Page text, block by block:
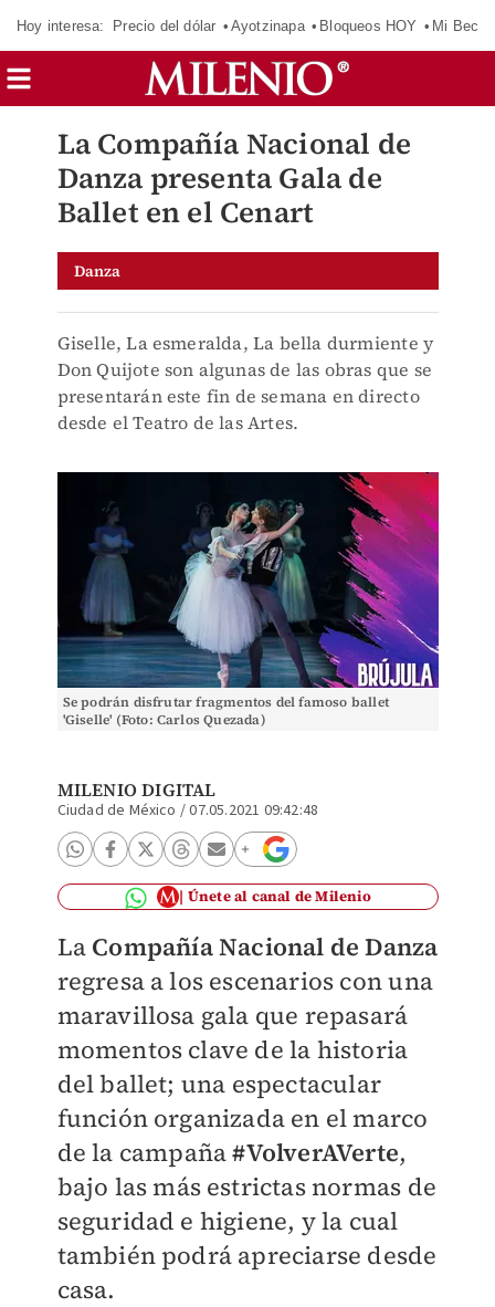
Hoy interesa: Precio del dólar Ayotzinapa Bloqueos HOY Mi Beca
La Compañía Nacional de
Danza presenta Gala de
Ballet en el Cenart
Danza
Giselle, La esmeralda, La bella durmiente y
Don Quijote son algunas de las obras que se
presentarán este fin de semana en directo
desde el Teatro de las Artes.
Se podrán disfrutar fragmentos del famoso ballet
'Giselle' (Foto: Carlos Quezada)
MILENIO DIGITAL
Ciudad de México /07.05.2021 09:42:48
Únete al canal de Milenio
La Compañía Nacional de Danza
regresa a los escenarios con una
maravillosa gala que repasará
momentos clave de la historia
del ballet; una espectacular
función organizada en el marco
de la campaña#VolverAVerte,
bajo las más estrictas normas de
seguridad e higiene, y la cual
también podrá apreciarse desde
casa.